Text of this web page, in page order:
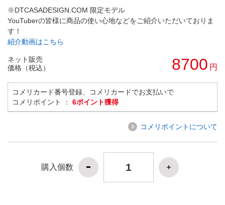
※DTCASADESIGN.COM 限定モデル
YouTuberの皆様に商品の使い心地などをご紹介いただいておりま
す！
紹介動画はこちら
ネット販売
価格（税込）
8700 円
コメリカード番号登録、コメリカードでお支払いで
コメリポイント ： 6ポイント獲得
コメリポイントについて
購入個数